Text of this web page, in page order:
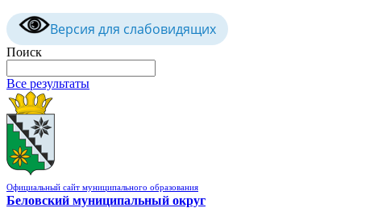
Версия для слабовидящих
Поиск
Все результаты
Официальный сайт муниципального образования
Беловский муниципальный округ